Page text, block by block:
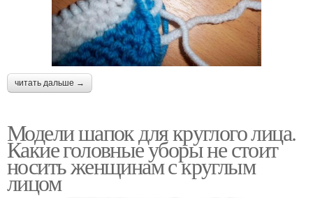
читать дальше →
Модели шапок для круглого лица.
Какие головные уборы не стоит
носить женщинам с круглым
лицом